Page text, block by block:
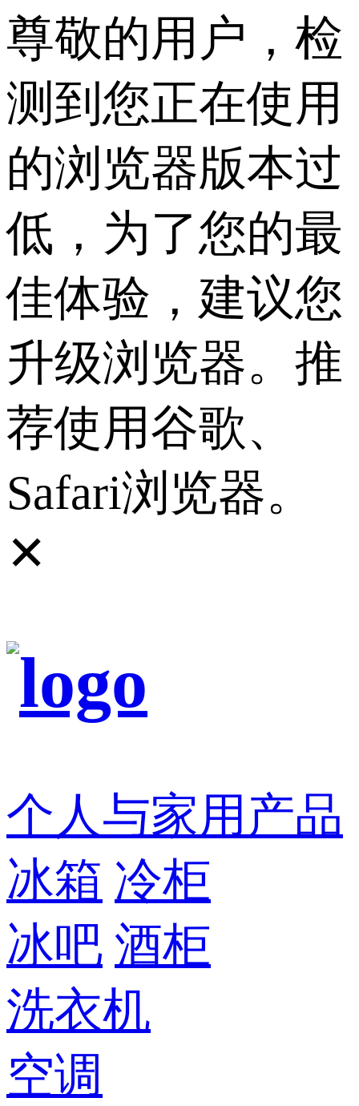
尊敬的用户，检
测到您正在使用
的浏览器版本过
低，为了您的最
佳体验，建议您
升级浏览器。推
荐使用谷歌、
Safari浏览器。
✕
个人与家用产品
冰箱 冷柜
冰吧 酒柜
洗衣机
空调